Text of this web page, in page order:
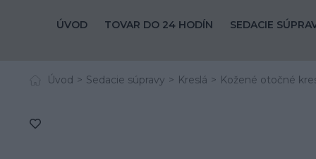
ÚVOD TOVAR DO 24 HODÍN SEDACIE
Úvod Sedacie súpravy Kreslá Kožené otočné